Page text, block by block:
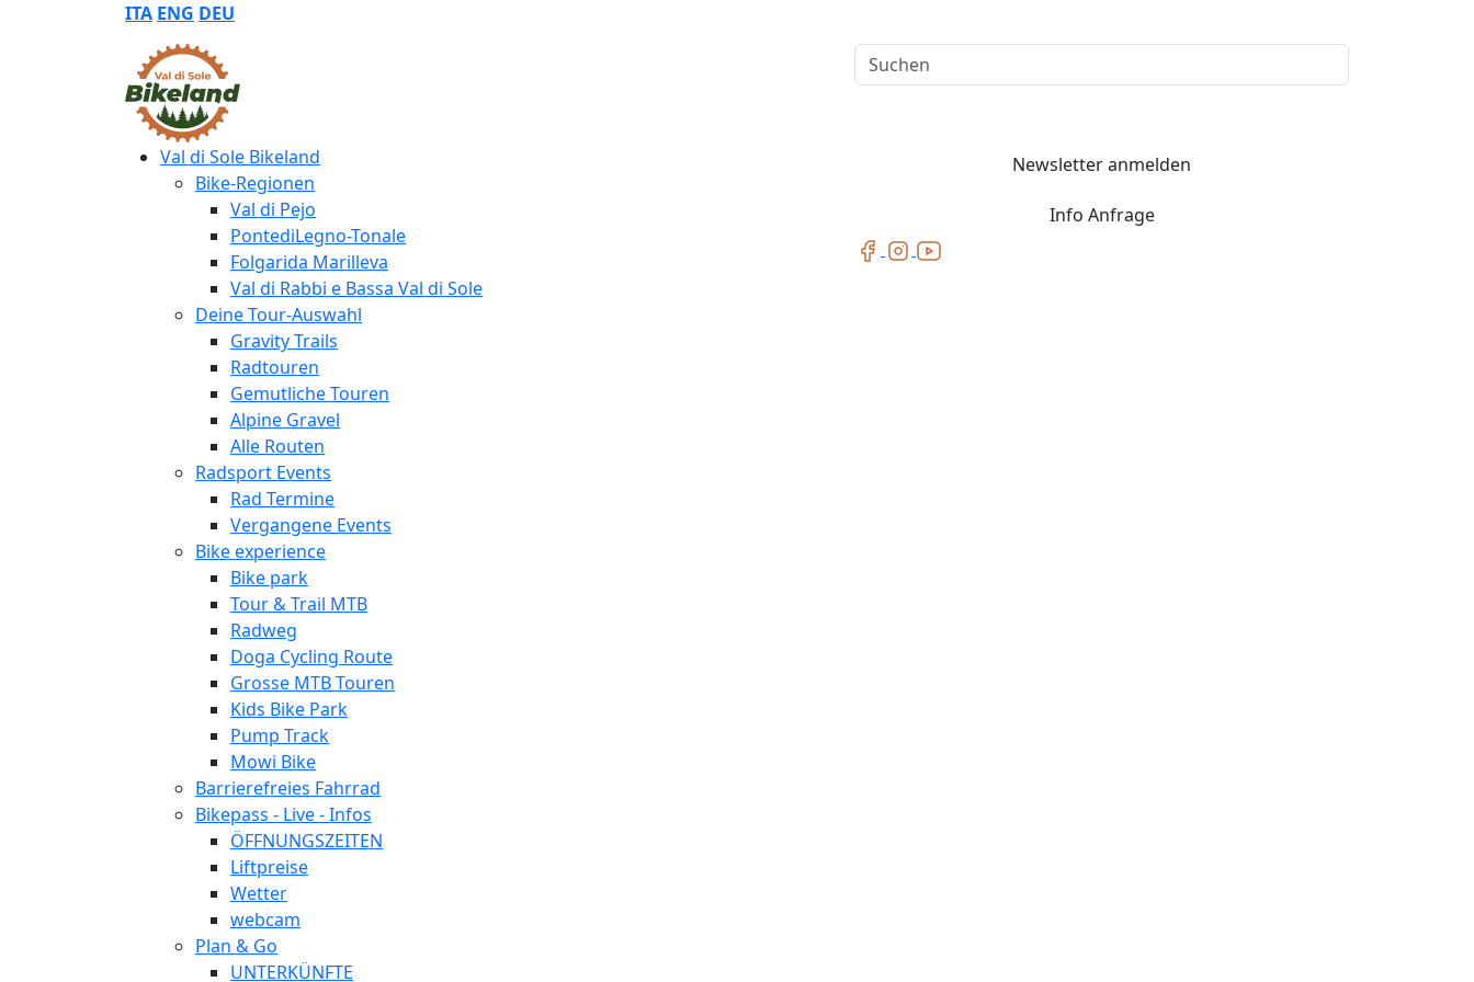
ITA ENG DEU
Suchen
Val di Sole Bikeland
Bike-Regionen
Val di Pejo
PontediLegno-Tonale
Folgarida Marilleva
Val di Rabbi e Bassa Val di Sole
Deine Tour-Auswahl
Gravity Trails
Radtouren
Gemutliche Touren
Alpine Gravel
Alle Routen
Radsport Events
Rad Termine
Vergangene Events
Bike experience
Bike park
Tour & Trail MTB
Radweg
Doga Cycling Route
Grosse MTB Touren
Kids Bike Park
Pump Track
Mowi Bike
Barrierefreies Fahrrad
Bikepass - Live - Infos
ÖFFNUNGSZEITEN
Liftpreise
Wetter
webcam
Plan & Go
UNTERKÜNFTE
Newsletter anmelden
Info Anfrage